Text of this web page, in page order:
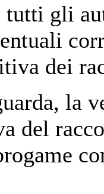
tutti gli
dei
la
del